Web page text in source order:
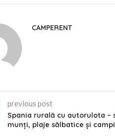
CAMPERENT
previous post
Spania rurală cu autorulota –
munți, plaje sălbatice și